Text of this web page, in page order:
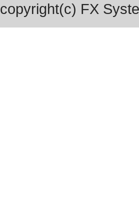
copyright(c) FX